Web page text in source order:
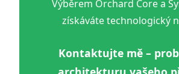
Výběrem Orchard Core a
získáváte technologický
Kontaktujte mě –